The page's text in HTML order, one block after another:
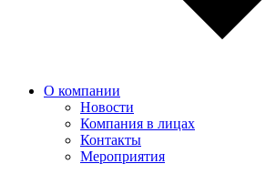
О компании
Новости
Компания в лицах
Контакты
Мероприятия